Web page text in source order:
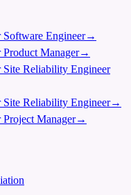
Engineer→
Manager→
Site Reliability Engineer
Site Reliability Engineer→
Manager→